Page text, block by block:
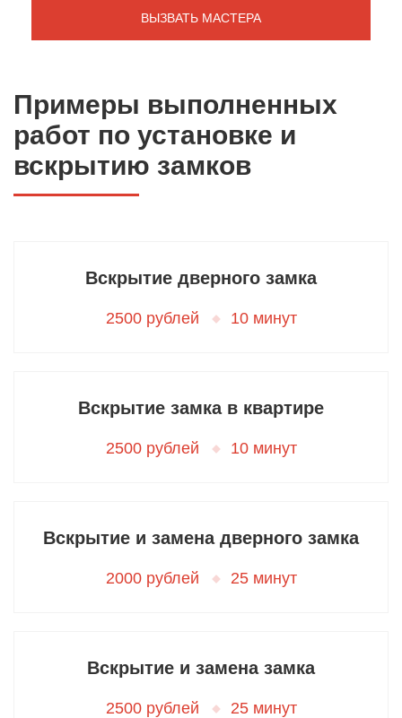
Примеры выполненных
работ по установке и
вскрытию замков
Вскрытие дверного замка
2500 рублей 10 минут
Вскрытие замка в квартире
2500 рублей 10 минут
Вскрытие и замена дверного замка
2000 рублей 25 минут
Вскрытие и замена замка
2500 рублей 25 минут